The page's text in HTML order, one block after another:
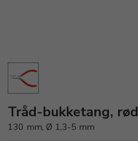
Tråd-bukketang, rød
130 mm, Ø 1,3-5 mm